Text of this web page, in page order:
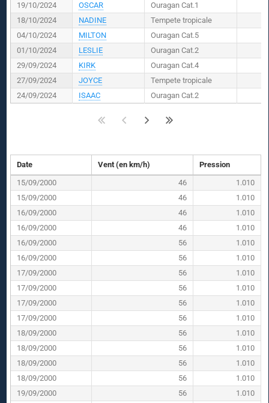
19/10/2024
OSCAR
Ouragan Cat.1
18/10/2024
NADINE
Tempete tropicale
04/10/2024
MILTON
Ouragan Cat.5
01/10/2024
LESLIE
Ouragan Cat.2
29/09/2024
KIRK
Ouragan Cat.4
27/09/2024
JOYCE
Tempete tropicale
24/09/2024
ISAAC Ouragan Cat.2
Date Vent (en km/h)
Pression
15/09/2000
46
1.010
15/09/2000
46
1.010
16/09/2000
46
1.010
16/09/2000
46
1.010
16/09/2000
56
1.010
16/09/2000
56
1.010
17/09/2000
56
1.010
17/09/2000
56
1.010
17/09/2000
56
1.010
17/09/2000
56
1.010
18/09/2000
56
1.010
18/09/2000
56
1.010
18/09/2000
56
1.010
18/09/2000
56
1.010
19/09/2000
56
1.010